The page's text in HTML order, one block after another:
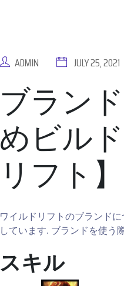
ADMIN JULY 25, 2021
ブラン
めビル
リフト】
ワイルドリフトのブランド
しています. ブランドを使う
スキル